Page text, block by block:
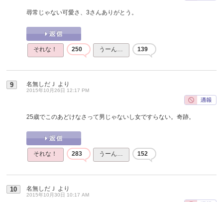
尋常じゃない可愛さ、3さんありがとう。
それな！ 250 うーん… 139
9 名無しだＪ より
2015年10月26日 12:17 PM
25歳でこのあどけなさって男じゃないし女ですらない。奇跡。
それな！ 283 うーん… 152
10 名無しだＪ より
2015年10月30日 10:17 AM